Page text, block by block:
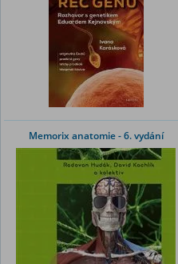
Memorix anatomie - 6. vydání